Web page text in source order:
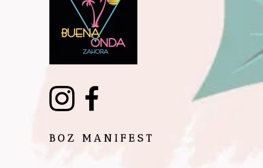
BOZ MANIFEST